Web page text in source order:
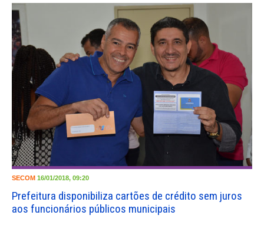
SECOM 16/01/2018, 09:20
Prefeitura disponibiliza cartões de crédito sem juros
aos funcionários públicos municipais